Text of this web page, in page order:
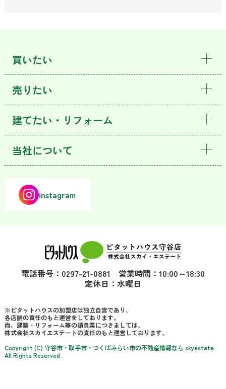
買いたい
売りたい
建てたい・リフォーム
当社について
instagram
電話番号：0297-21-0881 営業時間：10:00～18:30
定休日：水曜日
※ピタットハウスの加盟店は独立自営であり、
各店舗の責任のもと運営をしております。
尚、建築・リフォーム等の請負業につきましては、
株式会社スカイエステートの責任のもと運営しております。
Copyright (C) 守谷市・取手市・つくばみらい市の不動産情報なら skyestate
All Rights Reserved.